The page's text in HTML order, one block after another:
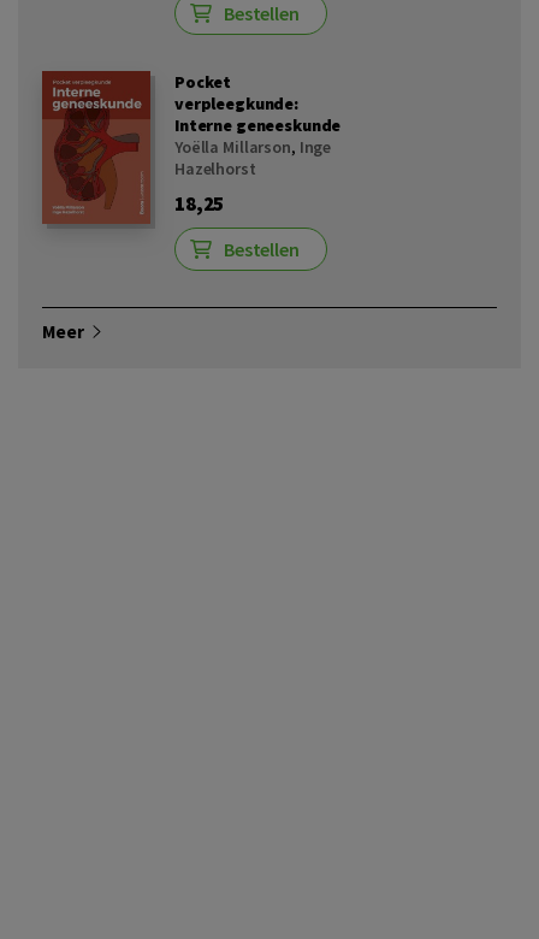
Bestellen
Pocket
verpleegkunde:
Interne geneeskunde
Yoëlla Millarson, Inge
Hazelhorst
18,25
Bestellen
Meer